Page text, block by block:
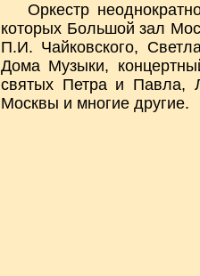
Оркестр
которых Большой зал
П.И. Чайковского,
Дома Музыки,
святых Петра и Павла,
Москвы и многие другие.